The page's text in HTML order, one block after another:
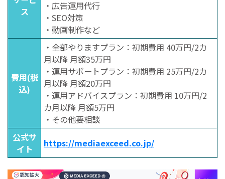
ス
・広告運用代行
・SEO対策
・動画制作など
費用(税
込)
・全部やりますプラン：初期費用 40万円/2カ
月以降 月額35万円
・運用サポートプラン：初期費用 25万円/2カ
月以降 月額20万円
・運用アドバイスプラン：初期費用 10万円/2
カ月以降 月額5万円
・その他要相談
公式サ
イト
https://mediaexceed.co.jp/